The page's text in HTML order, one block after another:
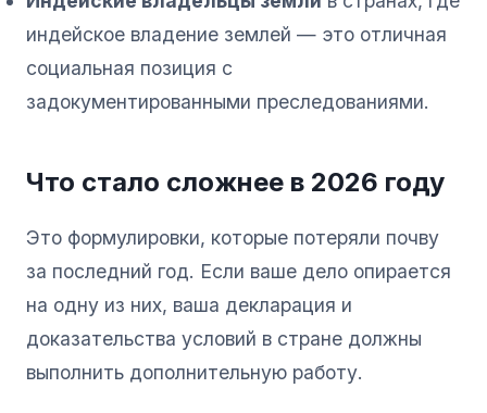
индейское владение землей — это отличная
социальная позиция с
задокументированными преследованиями.
Что стало сложнее в 2026 году
Это формулировки, которые потеряли почву
за последний год. Если ваше дело опирается
на одну из них, ваша декларация и
доказательства условий в стране должны
выполнить дополнительную работу.